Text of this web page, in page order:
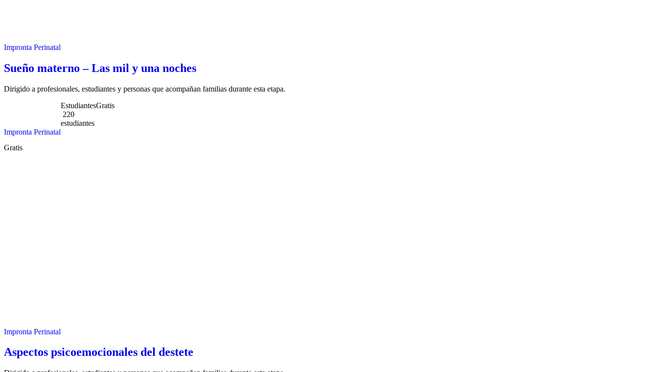
Impronta Perinatal
Sueño materno – Las mil y una noches
Dirigido a profesionales, estudiantes y personas que acompañan familias durante esta etapa.
Impronta Perinatal
Estudiantes
220
estudiantes
Gratis
Gratis
Impronta Perinatal
Aspectos psicoemocionales del destete